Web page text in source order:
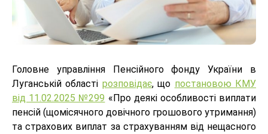
Головне управління Пенсійного фонду України в
Луганській області розповідає, що постановою КМУ
від 11.02.2025 №299 «Про деякі особливості виплати
пенсій (щомісячного довічного грошового утримання)
та страхових виплат за страхуванням від нещасного